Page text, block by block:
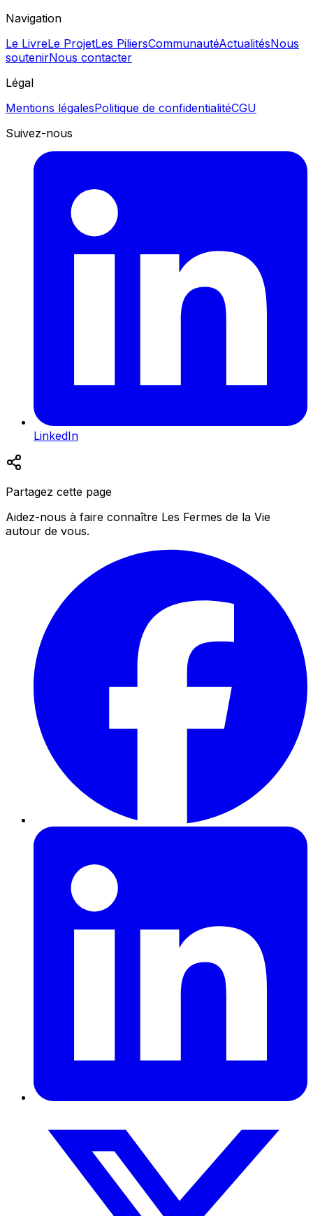
Navigation
Le LivreLe ProjetLes PiliersCommunautéActualitésNous
soutenirNous contacter
Légal
Mentions légalesPolitique de confidentialitéCGU
Suivez-nous
LinkedIn
Partagez cette page
Aidez-nous à faire connaître Les Fermes de la Vie
autour de vous.